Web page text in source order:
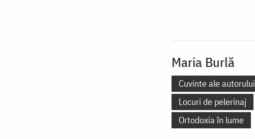
Maria Burlă
Cuvinte ale autorului
Locuri de pelerinaj
Ortodoxia în lume